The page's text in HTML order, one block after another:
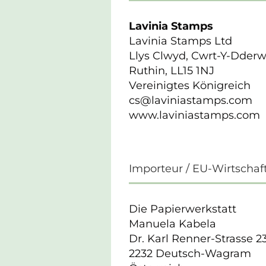
Lavinia Stamps
Lavinia Stamps Ltd
Llys Clwyd, Cwrt-Y-
Ruthin, LL15 1NJ
Vereinigtes Königreich
cs@laviniastamps.com
www.laviniastamps.com
Importeur / EU-
Die Papierwerkstatt
Manuela Kabela
Dr. Karl Renner-Strasse
2232 Deutsch-Wagram